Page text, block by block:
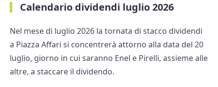
Calendario dividendi luglio 2026
Nel mese di luglio 2026 la tornata di stacco dividendi
a Piazza Affari si concentrerà attorno alla data del 20
luglio, giorno in cui saranno Enel e Pirelli, assieme alle
altre, a staccare il dividendo.